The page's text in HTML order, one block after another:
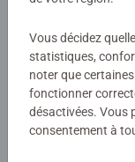
Vous décidez
statistiques,
noter que
fonctionner
désactivées. Vous
consentement à